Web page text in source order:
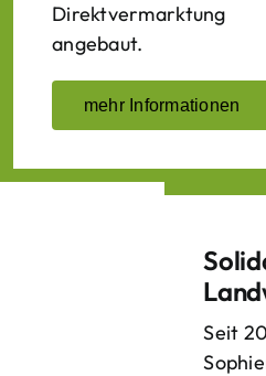
Direktvermarktung
angebaut.
mehr Informationen
Seit